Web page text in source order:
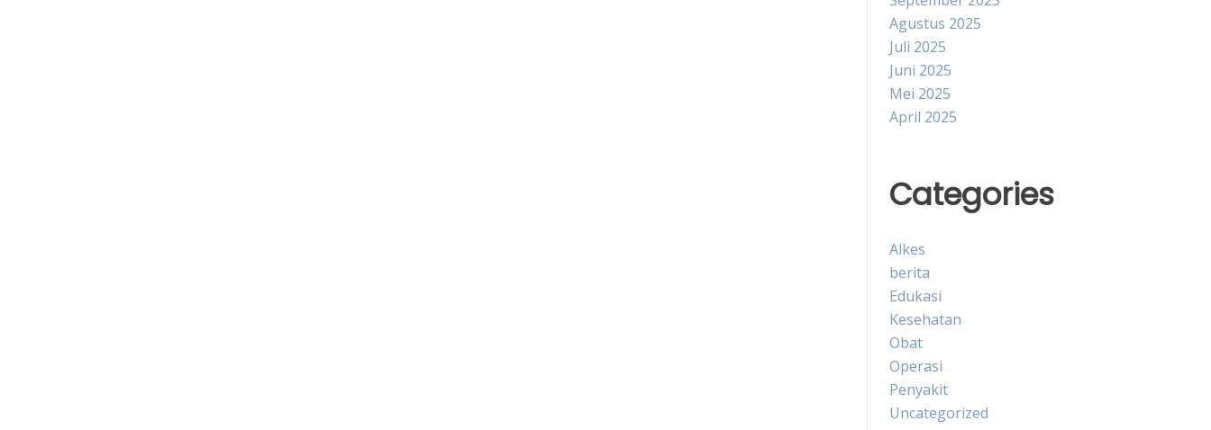
Agustus 2025
Juli 2025
Juni 2025
Mei 2025
April 2025
Categories
Alkes
berita
Edukasi
Kesehatan
Obat
Operasi
Penyakit
Uncategorized